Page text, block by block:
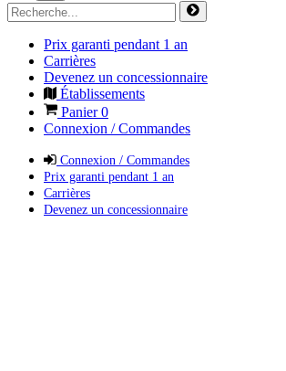
Prix garanti pendant 1 an
Carrières
Devenez un concessionnaire
Établissements
Panier0
Connexion / Commandes
Connexion / Commandes
Prix garanti pendant 1 an
Carrières
Devenez un concessionnaire